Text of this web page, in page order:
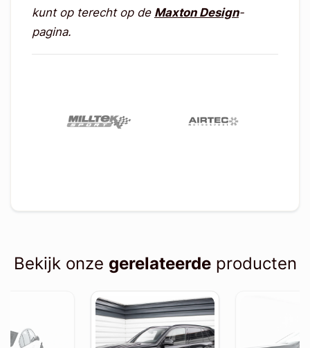
kunt op terecht op de Maxton Design-
pagina.
Bekijk onze gerelateerdeproducten